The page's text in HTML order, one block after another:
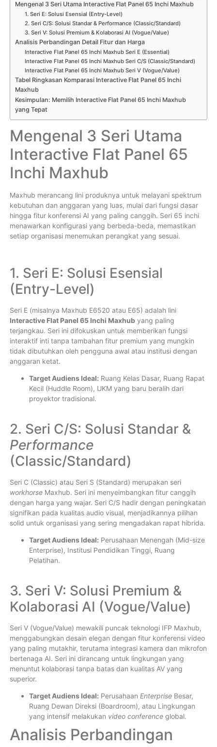
Mengenal 3 Seri Utama Interactive Flat Panel 65 Inchi Maxhub
1. Seri E: Solusi Esensial (Entry-Level)
2. Seri C/S: Solusi Standar & Performance (Classic/Standard)
3. Seri V: Solusi Premium & Kolaborasi AI (Vogue/Value)
Analisis Perbandingan Detail Fitur dan Harga
Interactive Flat Panel 65 Inchi Maxhub Seri E (Essential)
Interactive Flat Panel 65 Inchi Maxhub Seri C/S (Classic/Standard)
Interactive Flat Panel 65 Inchi Maxhub Seri V (Vogue/Value)
Tabel Ringkasan Komparasi Interactive Flat Panel 65 Inchi
Maxhub
Kesimpulan: Memilih Interactive Flat Panel 65 Inchi Maxhub
yang Tepat
Mengenal 3 Seri Utama
Interactive Flat Panel 65
Inchi Maxhub
Maxhub merancang lini produknya untuk melayani spektrum
kebutuhan dan anggaran yang luas, mulai dari fungsi dasar
hingga fitur konferensi AI yang paling canggih. Seri 65 inchi
menawarkan konfigurasi yang berbeda-beda, memastikan
setiap organisasi menemukan perangkat yang sesuai.
1. Seri E: Solusi Esensial
(Entry-Level)
Seri E (misalnya Maxhub E6520 atau E65) adalah lini
Interactive Flat Panel 65 Inchi Maxhub yang paling
terjangkau. Seri ini difokuskan untuk memberikan fungsi
interaktif inti tanpa tambahan fitur premium yang mungkin
tidak dibutuhkan oleh pengguna awal atau institusi dengan
anggaran ketat.
Target Audiens Ideal: Ruang Kelas Dasar, Ruang Rapat
Kecil (Huddle Room), UKM yang baru beralih dari
proyektor tradisional.
2. Seri C/S: Solusi Standar &
Performance
(Classic/Standard)
Seri C (Classic) atau Seri S (Standard) merupakan seri
workhorse Maxhub. Seri ini menyeimbangkan fitur canggih
dengan harga yang wajar. Seri C/S hadir dengan peningkatan
signifikan pada kualitas audio visual, menjadikannya pilihan
solid untuk organisasi yang sering mengadakan rapat hibrida.
Target Audiens Ideal: Perusahaan Menengah (Mid-size
Enterprise), Institusi Pendidikan Tinggi, Ruang
Pelatihan.
3. Seri V: Solusi Premium &
Kolaborasi AI (Vogue/Value)
Seri V (Vogue/Value) mewakili puncak teknologi IFP Maxhub,
menggabungkan desain elegan dengan fitur konferensi video
yang paling mutakhir, terutama integrasi kamera dan mikrofon
bertenaga AI. Seri ini dirancang untuk lingkungan yang
menuntut kolaborasi tanpa batas dan kualitas AV yang
superior.
Target Audiens Ideal: Perusahaan Enterprise Besar,
Ruang Dewan Direksi (Boardroom), atau Lingkungan
yang intensif melakukan video conference global.
Analisis Perbandingan